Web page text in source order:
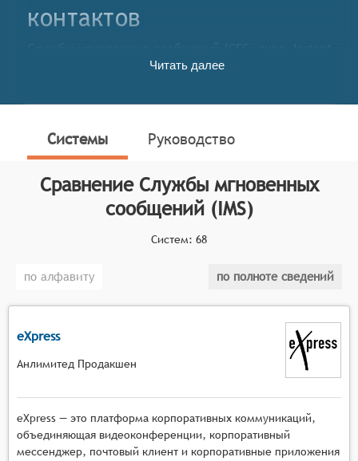
контактов
Службы мгновенных сообщений (СГС, англ. Instant
Messaging Services, IMS) — это системы обмена
консультантов и программы-клиенты для обмена
Они позволяют передавать текстовые сообщения,
звуковые сигналы, изображения, видео, а также
проводить совместные мероприятия, такие как
рисование или игры.
определяет конкретные функциональные критерии
категории служб мгновенных сообщений, системы
должны иметь следующие функциональные
Быстрая отправка и получение текстовых
сообщений в режиме реального времени.
Создание и управление группами для общения
с несколькими людьми.
Обмен файлами и медиаконтентом между
пользователями.
Читать далее
Системы Руководство
Сравнение Службы мгновенных
сообщений (IMS)
Систем: 68
по алфавиту по полноте сведений
eXpress
Анлимитед Продакшен
eXpress — это платформа корпоративных коммуникаций,
объединяющая видеоконференции, корпоративный
мессенджер, почтовый клиент и корпоративные приложения